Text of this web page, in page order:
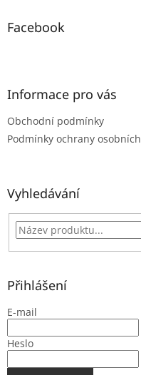
Facebook
Informace pro vás
Obchodní podmínky
Podmínky ochrany
Vyhledávání
Přihlášení
E-mail
Heslo